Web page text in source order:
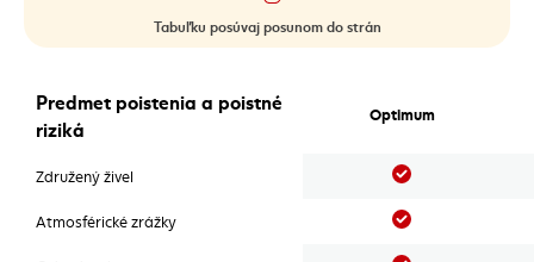
Tabuľku posúvaj posunom do strán
Predmet poistenia a poistné
riziká
Optimum
Združený živel Áno
Atmosférické zrážky Áno